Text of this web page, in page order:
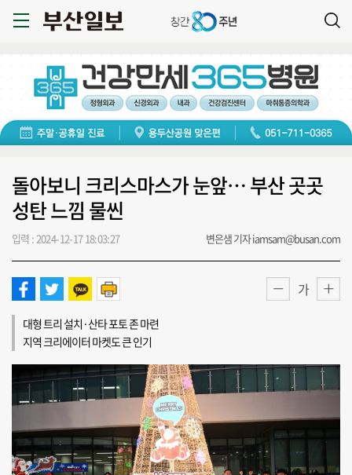
돌아보니 크리스마스가 눈앞… 부산 곳곳
성탄 느낌 물씬
입력 : 2024-12-17 18:03:27 변은샘 기자 iamsam@busan.com
가
대형 트리 설치·산타 포토 존 마련
지역 크리에이터 마켓도 큰 인기